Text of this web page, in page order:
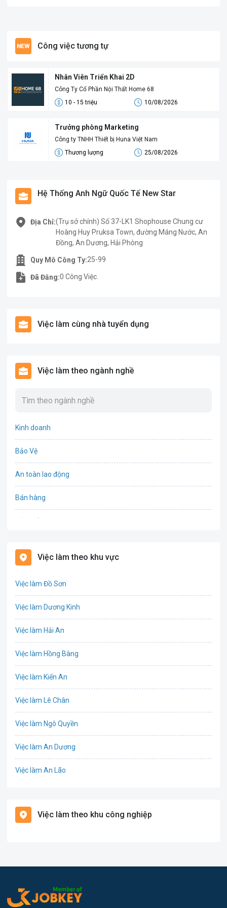
Công việc tương tự
Nhân Viên Triển Khai 2D
Công Ty Cổ Phần Nội Thất Home 68
10 - 15 triệu
10/08/2026
Trưởng phòng Marketing
Công ty TNHH Thiết bị Huna Việt Nam
Thương lượng
25/08/2026
Hệ Thống Anh Ngữ Quốc Tế New Star
Địa Chỉ:(Trụ sở chính) Số 37-LK1 Shophouse Chung cư
Hoàng Huy Pruksa Town, đường Máng Nước, An
Đồng, An Dương, Hải Phòng
Quy Mô Công Ty:25-99
Đã Đăng:0 Công Việc.
Việc làm cùng nhà tuyển dụng
Việc làm theo ngành nghề
Kinh doanh
Bảo Vệ
An toàn lao động
Bán hàng
Biên phiên dịch
Văn Phòng
Lao Động Phổ Thông
Việc làm theo khu vực
Việc làm Đồ Sơn
Việc làm Dương Kinh
Việc làm Hải An
Việc làm Hồng Bàng
Việc làm Kiến An
Việc làm Lê Chân
Việc làm Ngô Quyền
Việc làm An Dương
Việc làm An Lão
Việc làm Cát Hải
Việc làm Tiên Lãng
Việc làm theo khu công nghiệp